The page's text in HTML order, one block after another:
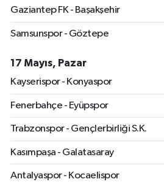
Gaziantep FK - Başakşehir
Samsunspor - Göztepe
17 Mayıs, Pazar
Kayserispor - Konyaspor
Fenerbahçe - Eyüpspor
Trabzonspor - Gençlerbirliği S.K.
Kasımpaşa - Galatasaray
Antalyaspor - Kocaelispor